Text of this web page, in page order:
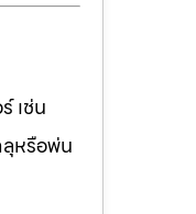
เช่น
ลุหรือพ่น